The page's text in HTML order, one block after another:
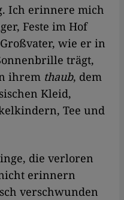
Ich erinnere mich
Feste im Hof
wie er in
trägt,
ihrem thaub, dem
Kleid,
Tee und
die verloren
erinnern
verschwunden